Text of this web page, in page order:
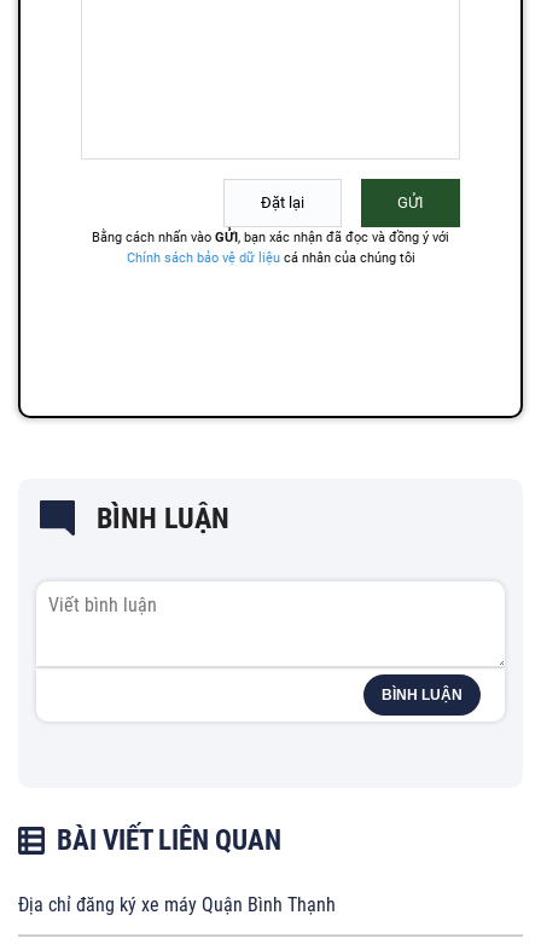
BÌNH LUẬN
BÌNH LUẬN
BÀI VIẾT LIÊN QUAN
Địa chỉ đăng ký xe máy Quận Bình Thạnh